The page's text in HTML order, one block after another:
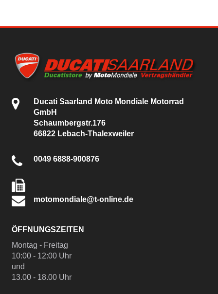
Ducati Saarland Moto Mondiale Motorrad
GmbH
Schaumbergstr.176
66822 Lebach-Thalexweiler
0049 6888-900876
motomondiale@t-online.de
ÖFFNUNGSZEITEN
Montag - Freitag
10:00 - 12:00 Uhr
und
13.00 - 18.00 Uhr